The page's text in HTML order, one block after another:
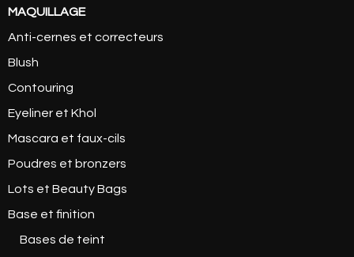
MAQUILLAGE
Anti-cernes et correcteurs
Blush
Contouring
Eyeliner et Khol
Mascara et faux-cils
Poudres et bronzers
Lots et Beauty Bags
Base et finition
Bases de teint